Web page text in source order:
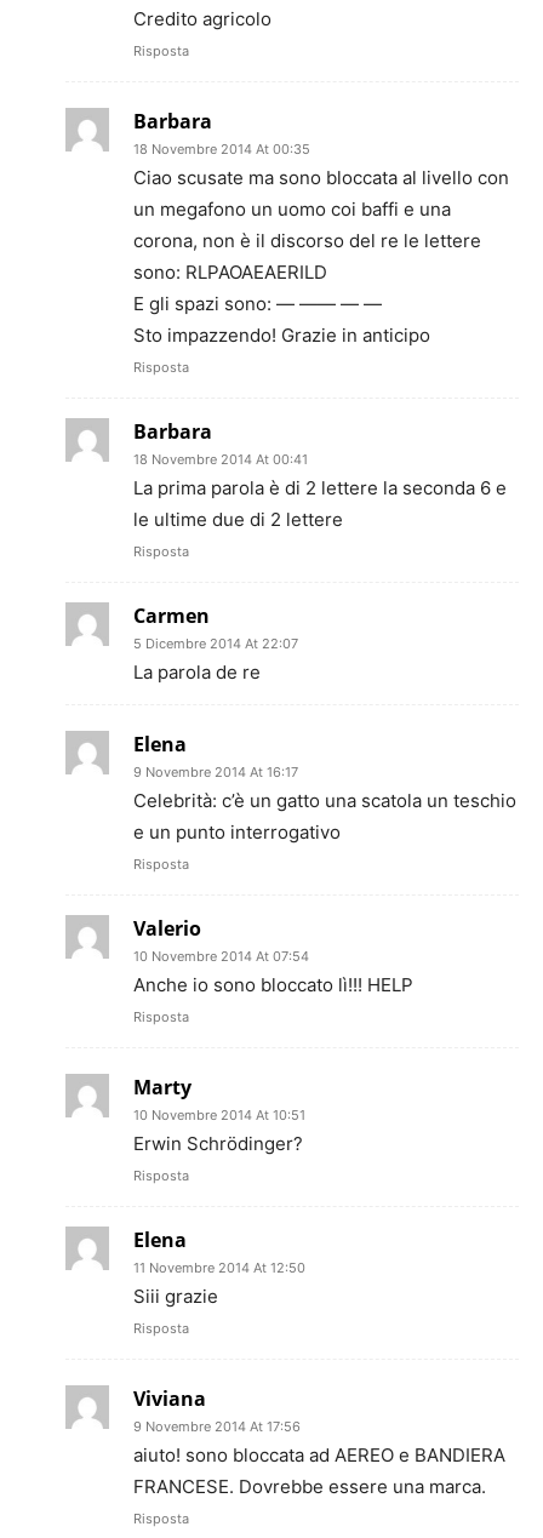
Credito agricolo
Risposta
Barbara
18 Novembre 2014 At 00:35
Ciao scusate ma sono bloccata al livello con
un megafono un uomo coi baffi e una
corona, non è il discorso del re le lettere
sono: RLPAOAEAERILD
E gli spazi sono: — —— — —
Sto impazzendo! Grazie in anticipo
Risposta
Barbara
18 Novembre 2014 At 00:41
La prima parola è di 2 lettere la seconda 6 e
le ultime due di 2 lettere
Risposta
Carmen
5 Dicembre 2014 At 22:07
La parola de re
Elena
9 Novembre 2014 At 16:17
Celebrità: c’è un gatto una scatola un teschio
e un punto interrogativo
Risposta
Valerio
10 Novembre 2014 At 07:54
Anche io sono bloccato lì!!! HELP
Risposta
Marty
10 Novembre 2014 At 10:51
Erwin Schrödinger?
Risposta
Elena
11 Novembre 2014 At 12:50
Siii grazie
Risposta
Viviana
9 Novembre 2014 At 17:56
aiuto! sono bloccata ad AEREO e BANDIERA
FRANCESE. Dovrebbe essere una marca.
Risposta